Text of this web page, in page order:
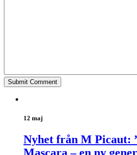
12 maj
Nyhet från M Picaut: